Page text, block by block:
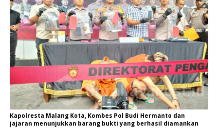
Kapolresta Malang Kota, Kombes Pol Budi Hermanto dan
jajaran menunjukkan barang bukti yang berhasil diamankan